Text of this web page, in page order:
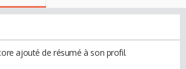
ajouté de résumé à son profil.